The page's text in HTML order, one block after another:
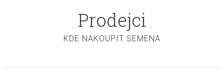
Prodejci
KDE NAKOUPIT SEMENA